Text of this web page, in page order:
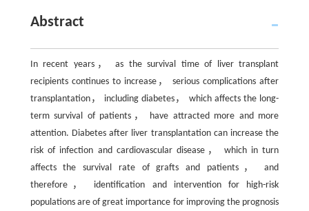
Abstract
In recent years， as the survival time of liver transplant
recipients continues to increase， serious complications after
transplantation， including diabetes， which affects the long-
term survival of patients， have attracted more and more
attention. Diabetes after liver transplantation can increase the
risk of infection and cardiovascular disease， which in turn
affects the survival rate of grafts and patients， and
therefore， identification and intervention for high-risk
populations are of great importance for improving the prognosis